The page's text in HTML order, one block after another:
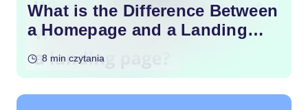
What is the Difference Between
a Homepage and a Landing
8 min czytania